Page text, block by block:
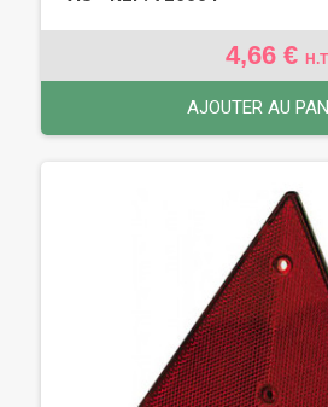
4,66 € H.T
AJOUTER AU